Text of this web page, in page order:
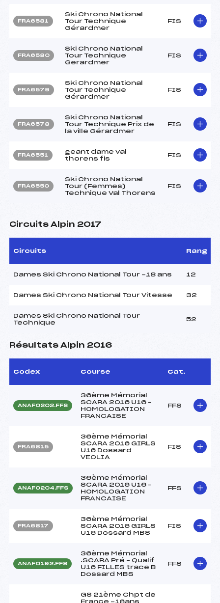
FRA6581
Ski Chrono National
Tour Technique
Gérardmer
FIS
FRA6580
Ski Chrono National
Tour Technique
Gerardmer
FIS
FRA6579
Ski Chrono National
Tour Technique
Gérardmer
FIS
FRA6578
Ski Chrono National
Tour Technique Prix de
la ville Gérardmer
FIS
FRA6551
geant dame val
thorens fis
FIS
FRA6550
Ski Chrono National
Tour (Femmes)
Technique Val Thorens
FIS
Circuits Alpin 2017
Circuits Rang
Dames Ski Chrono National Tour -18 ans 12
Dames Ski Chrono National Tour Vitesse 32
Dames Ski Chrono National Tour
Technique
52
Résultats Alpin 2016
Codex Course Cat.
ANAF0202.FFS
36ème Mémorial
SCARA 2016 U16 –
HOMOLOGATION
FRANCAISE
FFS
FRA6815
36ème Mémorial
SCARA 2016 GIRLS
U16 Dossard
VEOLIA
FIS
ANAF0204.FFS
36ème Mémorial
SCARA 2016 U16 –
HOMOLOGATION
FRANCAISE
FFS
FRA6817
36ème Mémorial
SCARA 2016 GIRLS
U16 Dossard MBS
FIS
ANAF0192.FFS
36ème Mémorial
.SCARA Pré – Qualif
U16 FILLES trace B
Dossard MBS
FFS
GS 21ème Chpt de
France -16ans